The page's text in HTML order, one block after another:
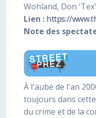
Wohland, Don
Lien : https://
Note des
À l'aube de l'an
toujours dans
du crime et de la